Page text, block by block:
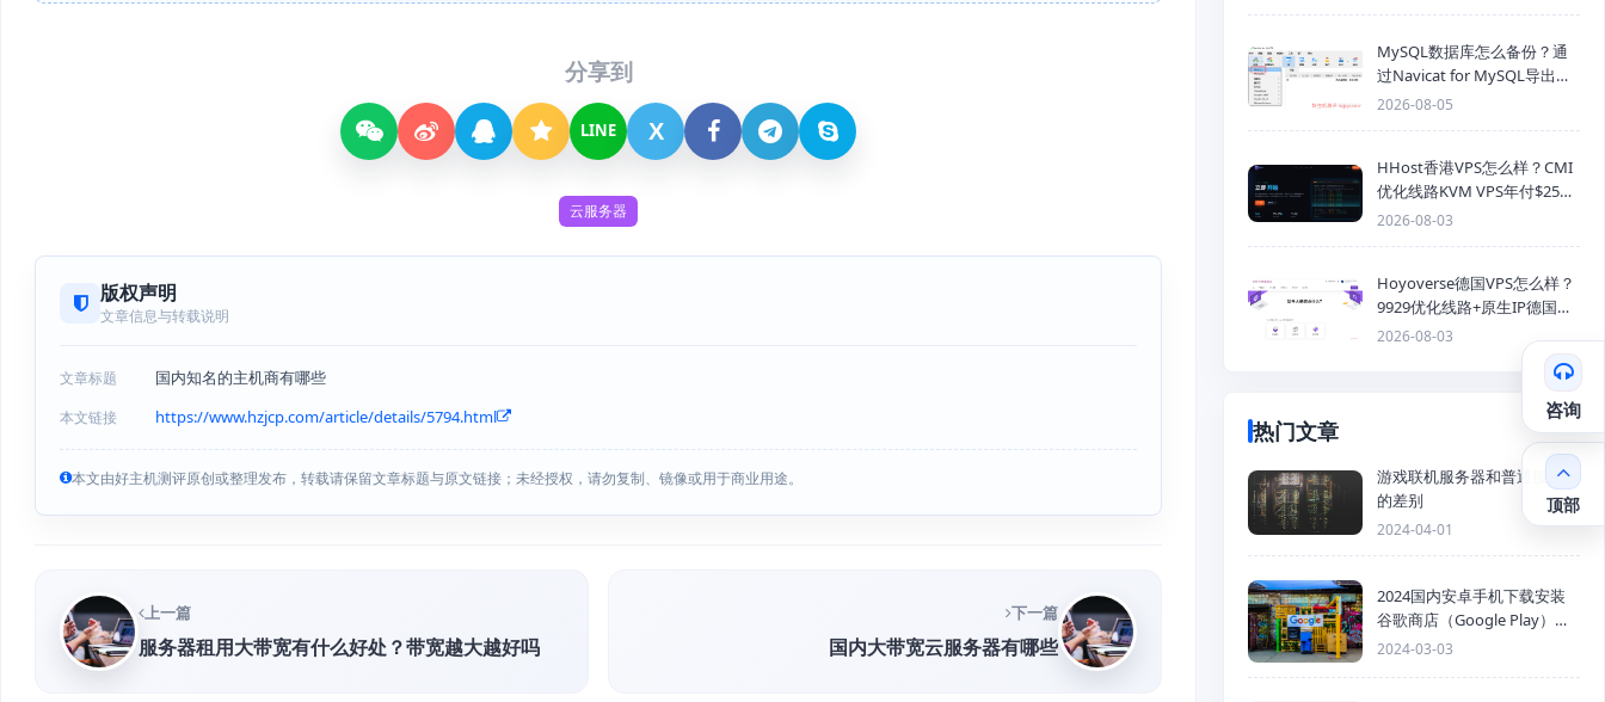
分享到
LINE X
云服务器
版权声明
文章信息与转载说明
文章标题 国内知名的主机商有哪些
本文链接 https://www.hzjcp.com/article/details/5794.html
本文由好主机测评原创或整理发布，转载请保留文章标题与原文链接；未经授权，请勿复制、镜像或用于商业用途。
上一篇
服务器租用大带宽有什么好处？带宽越大越好吗
下一篇
国内大带宽云服务器有哪些
MySQL数据库怎么备份？通
过Navicat for MySQL导出
Mysql数据库为SQL格式备份
2026-08-05
HHost香港VPS怎么样？CMI
优化线路KVM VPS年付$25
起，4GB内存优惠套餐
2026-08-03
Hoyoverse德国VPS怎么样？
9929优化线路+原生IP德国
KVM VPS推荐
2026-08-03
热门文章
游戏联机服务器和普通服务器
的差别
2024-04-01
2024国内安卓手机下载安装
谷歌商店（Google Play）详
细步骤
2024-03-03
咨询
顶部